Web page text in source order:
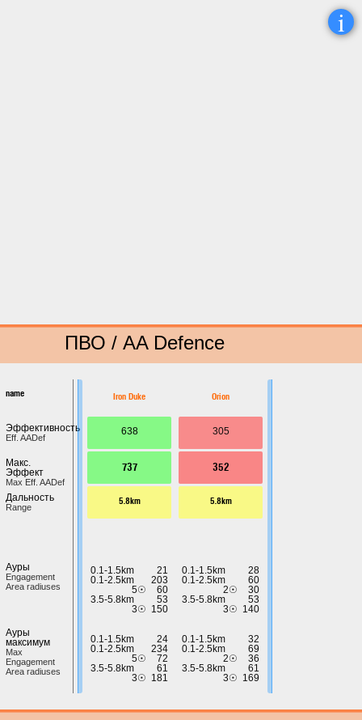
i
ПВО / AA Defence
name
Эффективность
Eff. AADef
Макс.
Эффект
Max Eff. AADef
Дальность
Range
Ауры
Engagement
Area radiuses
Ауры
максимум
Max
Engagement
Area radiuses
Iron Duke
638
737
5.8km
0.1-1.5km
21
0.1-2.5km
203
5☉
60
3.5-5.8km
53
3☉ 150
0.1-1.5km
24
0.1-2.5km
234
5☉
72
3.5-5.8km
61
3☉ 181
Orion
305
352
5.8km
0.1-1.5km
28
0.1-2.5km
60
2☉
30
3.5-5.8km
53
3☉ 140
0.1-1.5km
32
0.1-2.5km
69
2☉
36
3.5-5.8km
61
3☉ 169